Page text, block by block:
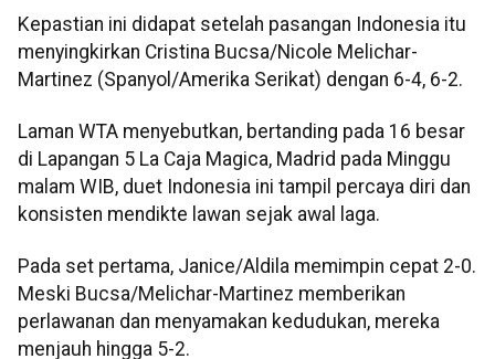
Kepastian ini didapat setelah pasangan Indonesia itu
menyingkirkan Cristina Bucsa/Nicole Melichar-
Martinez (Spanyol/Amerika Serikat) dengan 6-4, 6-2.
Laman WTA menyebutkan, bertanding pada 16 besar
di Lapangan 5 La Caja Magica, Madrid pada Minggu
malam WIB, duet Indonesia ini tampil percaya diri dan
konsisten mendikte lawan sejak awal laga.
Pada set pertama, Janice/Aldila memimpin cepat 2-0.
Meski Bucsa/Melichar-Martinez memberikan
perlawanan dan menyamakan kedudukan, mereka
menjauh hingga 5-2.